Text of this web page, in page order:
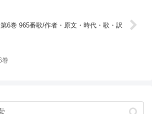
6巻 965番歌/作者・原文・時代・歌・訳
巻